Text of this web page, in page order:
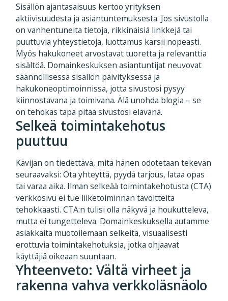
Sisällön ajantasaisuus kertoo yrityksen
aktiivisuudesta ja asiantuntemuksesta. Jos sivustolla
on vanhentuneita tietoja, rikkinäisiä linkkejä tai
puuttuvia yhteystietoja, luottamus kärsii nopeasti.
Myös hakukoneet arvostavat tuoretta ja relevanttia
sisältöä. Domainkeskuksen asiantuntijat neuvovat
säännöllisessä sisällön päivityksessä ja
hakukoneoptimoinnissa, jotta sivustosi pysyy
kiinnostavana ja toimivana. Älä unohda blogia – se
on tehokas tapa pitää sivustosi elävänä.
Selkeä toimintakehotus
puuttuu
Kävijän on tiedettävä, mitä hänen odotetaan tekevän
seuraavaksi: Ota yhteyttä, pyydä tarjous, lataa opas
tai varaa aika. Ilman selkeää toimintakehotusta (CTA)
verkkosivu ei tue liiketoiminnan tavoitteita
tehokkaasti. CTA:n tulisi olla näkyvä ja houkutteleva,
mutta ei tungetteleva. Domainkeskuksella autamme
asiakkaita muotoilemaan selkeitä, visuaalisesti
erottuvia toimintakehotuksia, jotka ohjaavat
käyttäjiä oikeaan suuntaan.
Yhteenveto: Vältä virheet ja
rakenna vahva verkkoläsnäolo